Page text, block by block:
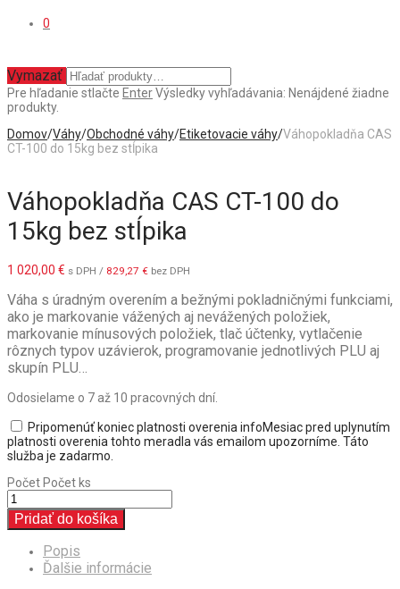
0
Vymazať
Pre hľadanie stlačte EnterVýsledky vyhľadávania: Nenájdené žiadne
produkty.
Domov/Váhy/Obchodné váhy/Etiketovacie váhy/Váhopokladňa CAS
CT-100 do 15kg bez stĺpika
Váhopokladňa CAS CT-100 do
15kg bez stĺpika
1 020,00 € s DPH / 829,27 € bez DPH
Váha s úradným overením a bežnými pokladničnými funkciami,
ako je markovanie vážených aj nevážených položiek,
markovanie mínusových položiek, tlač účtenky, vytlačenie
rôznych typov uzávierok, programovanie jednotlivých PLU aj
skupín PLU…
Odosielame o 7 až 10 pracovných dní.
Pripomenúť koniec platnosti overenia infoMesiac pred uplynutím
platnosti overenia tohto meradla vás emailom upozorníme. Táto
služba je zadarmo.
PočetPočet ks
Pridať do košíka
Popis
Ďalšie informácie